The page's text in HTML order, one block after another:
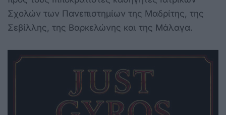
Σχολών των Πανεπιστημίων της Μαδρίτης, της
Σεβίλλης, της Βαρκελώνης και της Μάλαγα.